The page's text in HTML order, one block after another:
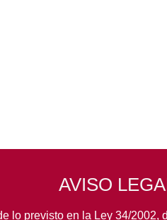
AVISO
lo previsto en la Ley 34/2002,